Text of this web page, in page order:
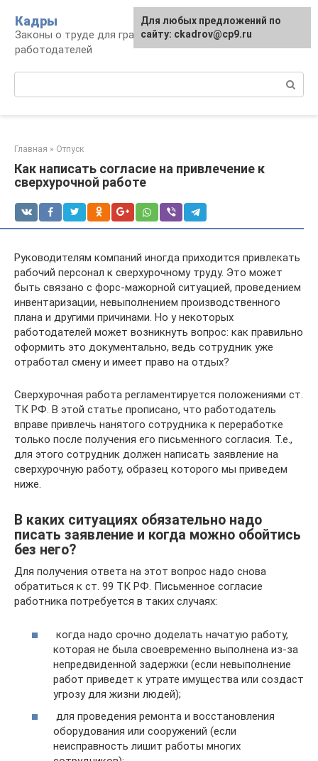
контенту
Кадры
Законы о труде для граждан и
работодателей
Главная » Отпуск
Как написать согласие на привлечение к
сверхурочной работе
Руководителям компаний иногда приходится привлекать
рабочий персонал к сверхурочному труду. Это может
быть связано с форс-мажорной ситуацией, проведением
инвентаризации, невыполнением производственного
плана и другими причинами. Но у некоторых
работодателей может возникнуть вопрос: как правильно
оформить это документально, ведь сотрудник уже
отработал смену и имеет право на отдых?
Сверхурочная работа регламентируется положениями ст.
ТК РФ. В этой статье прописано, что работодатель
вправе привлечь нанятого сотрудника к переработке
только после получения его письменного согласия. Т.е.,
для этого сотрудник должен написать заявление на
сверхурочную работу, образец которого мы приведем
ниже.
В каких ситуациях обязательно надо
писать заявление и когда можно обойтись
без него?
Для получения ответа на этот вопрос надо снова
обратиться к ст. 99 ТК РФ. Письменное согласие
работника потребуется в таких случаях:
когда надо срочно доделать начатую работу,
которая не была своевременно выполнена из-за
непредвиденной задержки (если невыполнение
работ приведет к утрате имущества или создаст
угрозу для жизни людей);
для проведения ремонта и восстановления
оборудования или сооружений (если
неисправность лишит работы многих
Для любых предложений по
сайту: ckadrov@cp9.ru